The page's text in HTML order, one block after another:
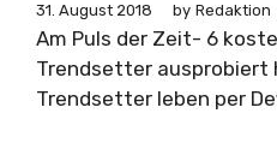
31. August 2018 by Redaktion
Am Puls der Zeit- 6
Trendsetter ausprobiert
Trendsetter leben per